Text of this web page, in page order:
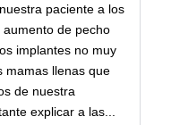
paciente a los
de pecho
implantes no muy
mamas llenas que
de nuestra
explicar a las...